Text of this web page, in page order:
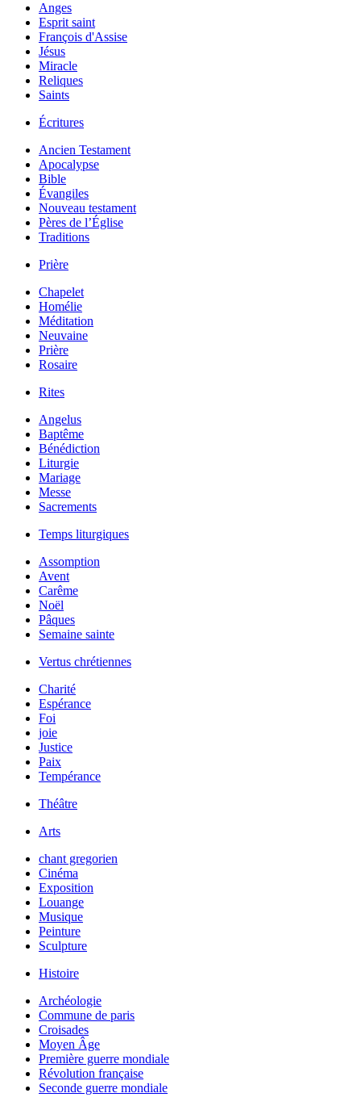
Anges
Esprit saint
François d'Assise
Jésus
Miracle
Reliques
Saints
Écritures
Ancien Testament
Apocalypse
Bible
Évangiles
Nouveau testament
Pères de l’Église
Traditions
Prière
Chapelet
Homélie
Méditation
Neuvaine
Prière
Rosaire
Rites
Angelus
Baptême
Bénédiction
Liturgie
Mariage
Messe
Sacrements
Temps liturgiques
Assomption
Avent
Carême
Noël
Pâques
Semaine sainte
Vertus chrétiennes
Charité
Espérance
Foi
joie
Justice
Paix
Tempérance
Théâtre
Arts
chant gregorien
Cinéma
Exposition
Louange
Musique
Peinture
Sculpture
Histoire
Archéologie
Commune de paris
Croisades
Moyen Âge
Première guerre mondiale
Révolution française
Seconde guerre mondiale